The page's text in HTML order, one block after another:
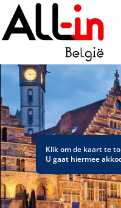
Klik om de kaart te
U gaat hiermee